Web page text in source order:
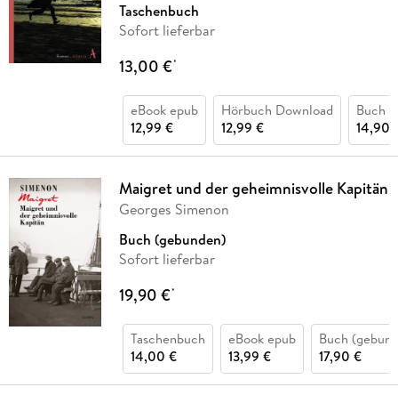
Taschenbuch
Sofort lieferbar
13,00 €*
eBook epub
12,99 €
Hörbuch Download
12,99 €
Buch
14,90
Maigret und der geheimnisvolle Kapitän
Georges Simenon
Buch (gebunden)
Sofort lieferbar
19,90 €*
Taschenbuch
14,00 €
eBook epub
13,99 €
Buch
17,90 €